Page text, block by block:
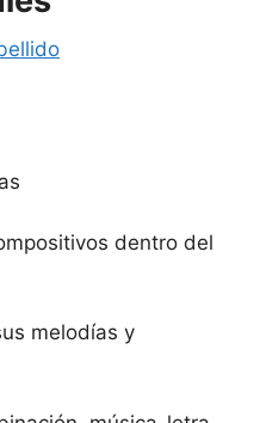
dentro del
melodías y